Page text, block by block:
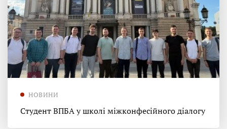
НОВИНИ
Студент ВПБА у школі міжконфесійного діалогу